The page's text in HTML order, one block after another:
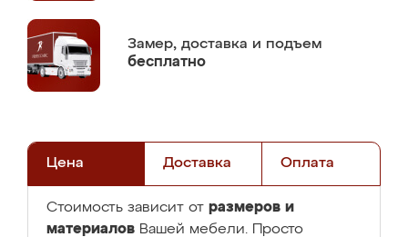
Замер, доставка и подъем
бесплатно
Цена Доставка Оплата
Стоимость зависит от размеров и
материалов Вашей мебели. Просто